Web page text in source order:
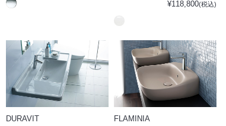
¥118,800(税込)
DURAVIT
FLAMINIA